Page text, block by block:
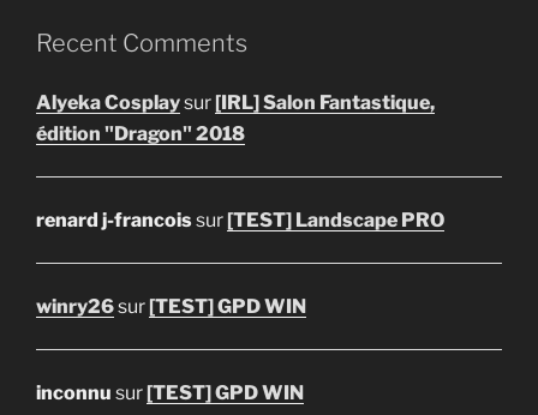
Recent Comments
Alyeka Cosplaysur[IRL] Salon Fantastique,
édition "Dragon" 2018
renard j-francoissur[TEST] Landscape PRO
winry26sur[TEST] GPD WIN
inconnu sur[TEST] GPD WIN